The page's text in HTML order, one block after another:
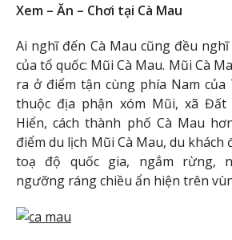
Xem – Ăn – Chơi tại Cà Mau
Ai nghĩ đến Cà Mau cũng đều
của tổ quốc: Mũi Cà Mau. Mũi Cà
ra ở điểm tận cùng phía Nam của
thuộc địa phận xóm Mũi, xã Đất
Hiển, cách thành phố Cà Mau
điểm du lịch Mũi Cà Mau, du khách
toạ độ quốc gia, ngắm rừng,
ngưỡng ráng chiều ẩn hiện trên